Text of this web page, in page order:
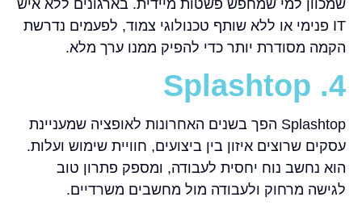
שמכוון למי שמחפש פשטות מיידית. בארגונים ללא איש
IT פנימי או ללא שותף טכנולוגי צמוד, לפעמים נדרשת
הקמה מסודרת יותר כדי להפיק ממנו ערך מלא.
4. Splashtop
Splashtop הפך בשנים האחרונות לאופציה שמעניינת
עסקים שרוצים איזון בין ביצועים, חוויית שימוש ועלות.
הוא נחשב נוח יחסית לעבודה, ומספק פתרון טוב
לגישה מרחוק ולעבודה מול מחשבים משרדיים.